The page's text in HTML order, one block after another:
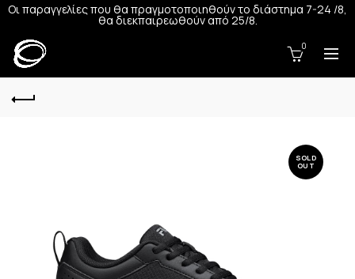
Οι παραγγελίες που θα πραγμοτοποιηθούν το διάστημα 7-24 /8,
θα διεκπαιρεωθούν από 25/8.
0
SOLD
OUT